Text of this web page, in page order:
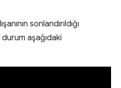
sonlandırıldığı
durum aşağıdaki